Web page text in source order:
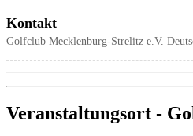
Kontakt
Golfclub Mecklenburg-Strelitz e.V.
Veranstaltungsort -